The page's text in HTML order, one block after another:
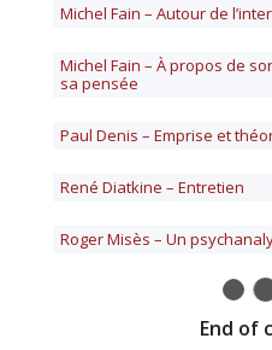
Michel Fain – Autour de
Michel Fain – À propos de
sa pensée
Paul Denis – Emprise et
René Diatkine – Entretien
Roger Misès – Un
End of